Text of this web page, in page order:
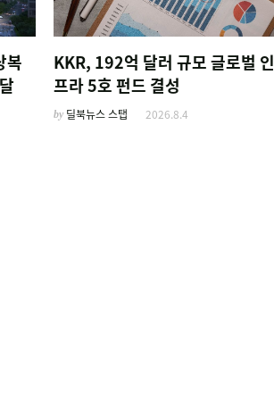
복
KKR, 192억 달러 규모 글로벌 인
프라 5호 펀드 결성
by 딜북뉴스 스탭 2026.8.4